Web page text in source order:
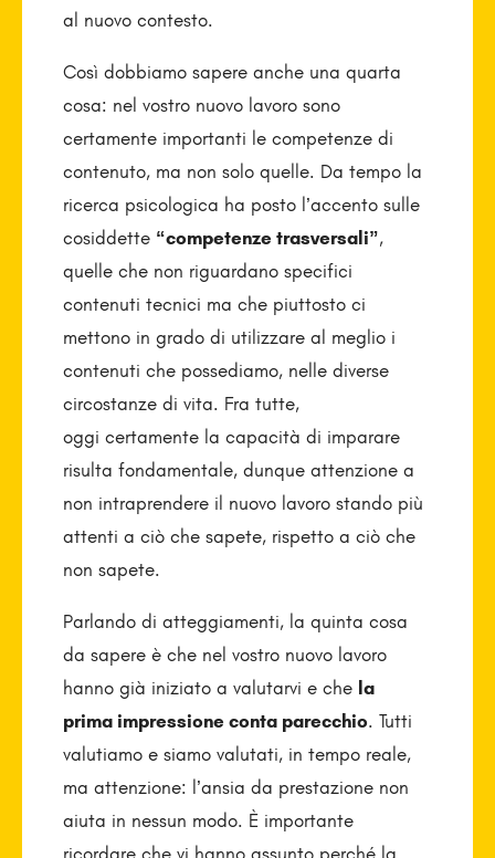
al nuovo contesto.
Così dobbiamo sapere anche una quarta
cosa: nel vostro nuovo lavoro sono
certamente importanti le competenze di
contenuto, ma non solo quelle. Da tempo la
ricerca psicologica ha posto l’accento sulle
cosiddette “competenze trasversali”,
quelle che non riguardano specifici
contenuti tecnici ma che piuttosto ci
mettono in grado di utilizzare al meglio i
contenuti che possediamo, nelle diverse
circostanze di vita. Fra tutte,
oggi certamente la capacità di imparare
risulta fondamentale, dunque attenzione a
non intraprendere il nuovo lavoro stando più
attenti a ciò che sapete, rispetto a ciò che
non sapete.
Parlando di atteggiamenti, la quinta cosa
da sapere è che nel vostro nuovo lavoro
hanno già iniziato a valutarvi e che la
prima impressione conta parecchio. Tutti
valutiamo e siamo valutati, in tempo reale,
ma attenzione: l’ansia da prestazione non
aiuta in nessun modo. È importante